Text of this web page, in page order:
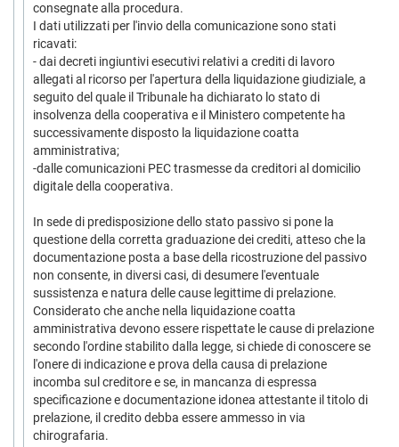
consegnate alla procedura.
I dati utilizzati per l'invio della comunicazione sono stati
ricavati:
- dai decreti ingiuntivi esecutivi relativi a crediti di lavoro
allegati al ricorso per l'apertura della liquidazione giudiziale, a
seguito del quale il Tribunale ha dichiarato lo stato di
insolvenza della cooperativa e il Ministero competente ha
successivamente disposto la liquidazione coatta
amministrativa;
-dalle comunicazioni PEC trasmesse da creditori al domicilio
digitale della cooperativa.
In sede di predisposizione dello stato passivo si pone la
questione della corretta graduazione dei crediti, atteso che la
documentazione posta a base della ricostruzione del passivo
non consente, in diversi casi, di desumere l'eventuale
sussistenza e natura delle cause legittime di prelazione.
Considerato che anche nella liquidazione coatta
amministrativa devono essere rispettate le cause di prelazione
secondo l'ordine stabilito dalla legge, si chiede di conoscere se
l'onere di indicazione e prova della causa di prelazione
incomba sul creditore e se, in mancanza di espressa
specificazione e documentazione idonea attestante il titolo di
prelazione, il credito debba essere ammesso in via
chirografaria.